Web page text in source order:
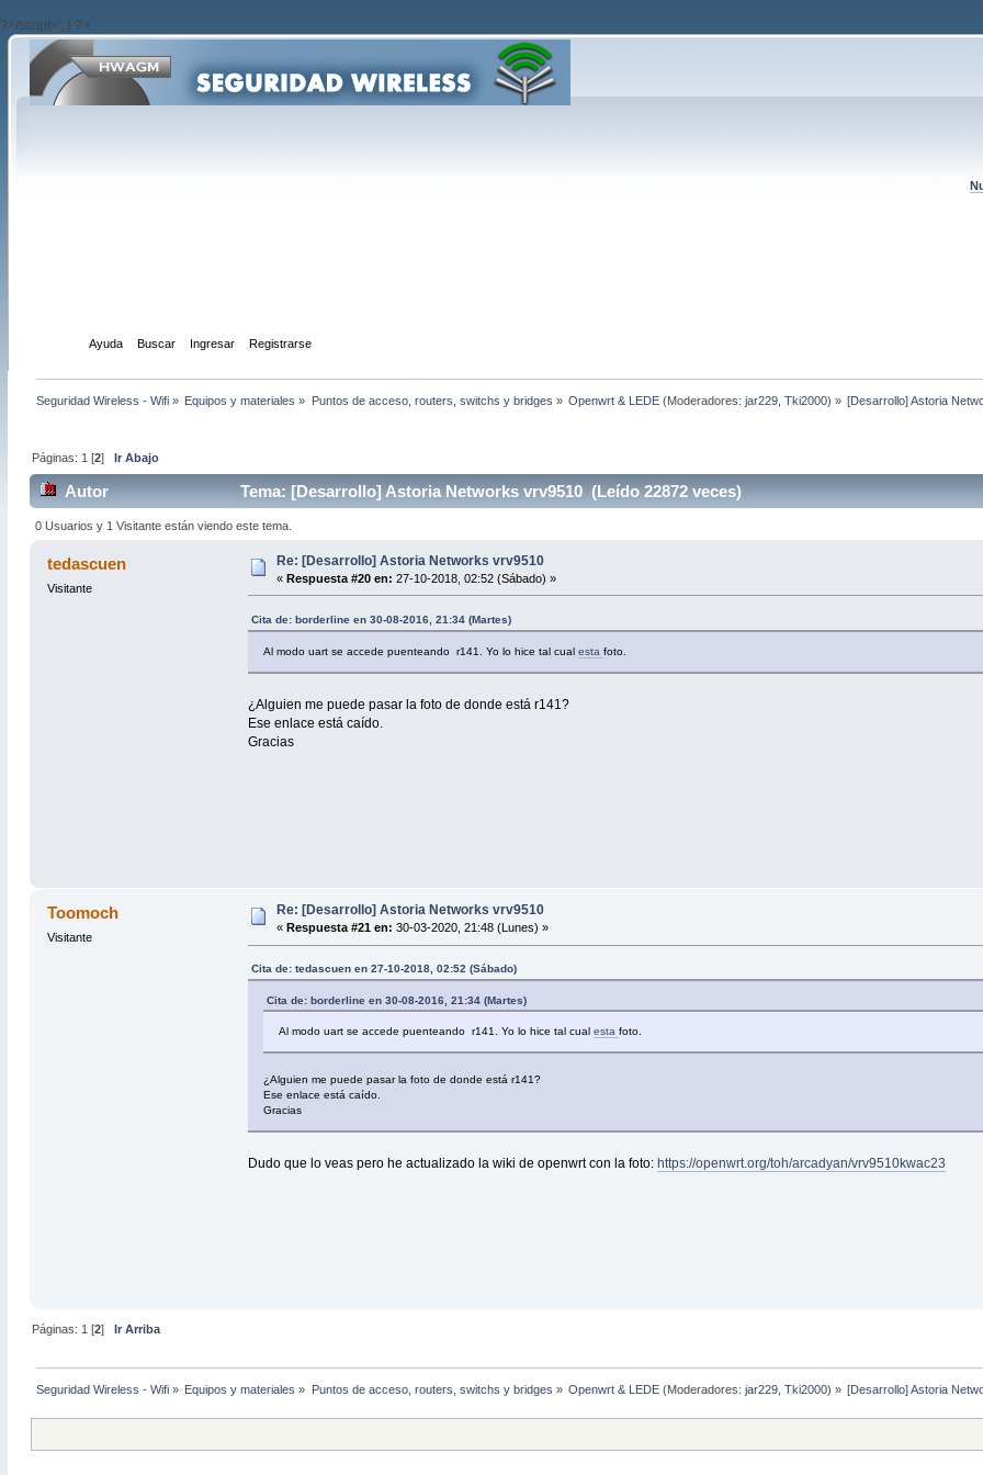
?>/script>'; } ?>
Ayuda Buscar Ingresar Registrarse
Seguridad Wireless - Wifi» Equipos y materiales » Puntos de acceso, routers, switchs y bridges » Openwrt & LEDE(Moderadores: jar229, Tki2000) » [Desarrollo] Astoria
Páginas: 1 [2] Ir Abajo
Autor Tema: [Desarrollo] Astoria Networks vrv9510 (Leído 22872 veces)
0 Usuarios y 1 Visitante están viendo este tema.
tedascuen
Visitante
Re: [Desarrollo] Astoria Networks vrv9510
« Respuesta #20 en: 27-10-2018, 02:52 (Sábado) »
Cita de: borderline en 30-08-2016, 21:34 (Martes)
Al modo uart se accede puenteando r141. Yo lo hice tal cualestafoto.
¿Alguien me puede pasar la foto de donde está r141?
Ese enlace está caído.
Gracias
Toomoch
Visitante
Re: [Desarrollo] Astoria Networks vrv9510
« Respuesta #21 en: 30-03-2020, 21:48 (Lunes) »
Cita de: tedascuen en 27-10-2018, 02:52 (Sábado)
Cita de: borderline en 30-08-2016, 21:34 (Martes)
Al modo uart se accede puenteando r141. Yo lo hice tal cualestafoto.
¿Alguien me puede pasar la foto de donde está r141?
Ese enlace está caído.
Gracias
Dudo que lo veas pero he actualizado la wiki de openwrt con la foto: https://openwrt.org/toh/arcadyan/vrv9510kwac23
Páginas: 1 [2]
Ir Arriba
Seguridad Wireless - Wifi» Equipos y materiales » Puntos de acceso, routers, switchs y bridges » Openwrt & LEDE(Moderadores: jar229, Tki2000) » [Desarrollo] Astoria